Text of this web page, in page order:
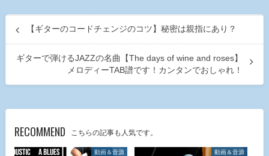
【ギターのコードチェンジのコツ】秘密は親指にあり？
ギターで弾けるJAZZの名曲【The days of wine and roses】
メロディーTAB譜です！カンタンでおしゃれ！
RECOMMEND こちらの記事も人気です。
動画＆音源 動画＆音源